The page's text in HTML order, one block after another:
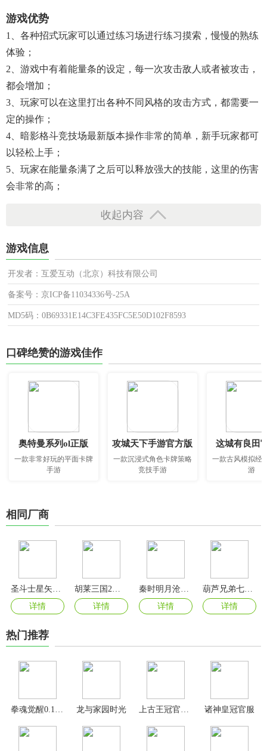
游戏优势
1、各种招式玩家可以通过练习场进行练习摸索，慢慢的熟练
体验；
2、游戏中有着能量条的设定，每一次攻击敌人或者被攻击，
都会增加；
3、玩家可以在这里打出各种不同风格的攻击方式，都需要一
定的操作；
4、暗影格斗竞技场最新版本操作非常的简单，新手玩家都可
以轻松上手；
5、玩家在能量条满了之后可以释放强大的技能，这里的伤害
会非常的高；
收起内容
游戏信息
开发者：互爱互动（北京）科技有限公司
备案号：京ICP备11034336号-25A
MD5码：0B69331E14C3FE435FC5E50D102F8593
口碑绝赞的游戏佳作
奥特曼系列ol正版
一款非常好玩的平面卡牌
手游
攻城天下手游官方版
一款沉浸式角色卡牌策略
竞技手游
这城有良田
一款古风模拟经
游
相同厂商
详情
详情
详情
详情
热门推荐
龙与家园时光 诸神皇冠官服